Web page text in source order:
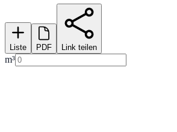
Liste PDF Link teilen
m³